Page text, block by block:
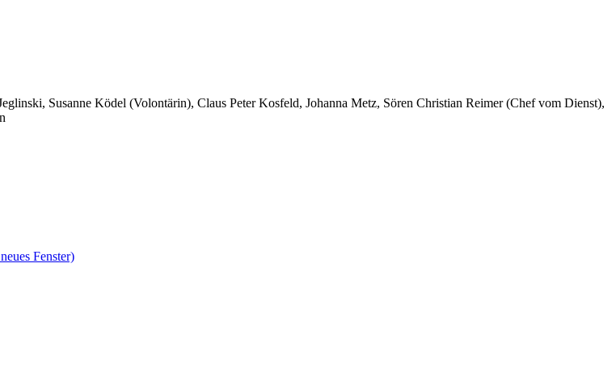
Susanne Ködel (Volontärin), Claus Peter Kosfeld, Johanna Metz, Sören Christian Reimer (Chef vom Dienst),
Fenster)